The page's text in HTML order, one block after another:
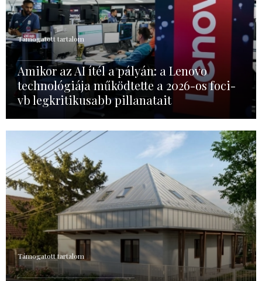
Támogatott tartalom
Amikor az AI ítél a pályán: a Lenovo
technológiája működtette a 2026-os foci-
vb legkritikusabb pillanatait
Támogatott tartalom